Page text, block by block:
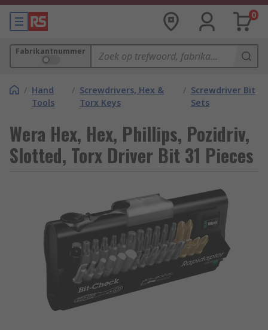
0
Fabrikantnummer
/ Hand
Tools
/ Screwdrivers, Hex &
Torx Keys
/ Screwdriver Bit
Sets
Wera Hex, Hex, Phillips, Pozidriv,
Slotted, Torx Driver Bit 31 Pieces